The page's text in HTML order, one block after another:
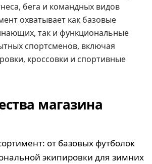
бега и командных видов
охватывает как базовые
так и функциональные
спортсменов, включая
кроссовки и спортивные
магазина
от базовых футболок
экипировки для зимних